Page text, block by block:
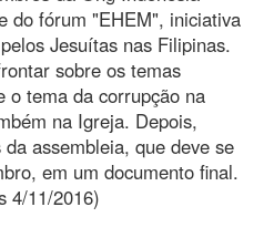
do fórum "EHEM", iniciativa
Jesuítas nas Filipinas.
sobre os temas
o tema da corrupção na
na Igreja. Depois,
assembleia, que deve se
em um documento final.
4/11/2016)